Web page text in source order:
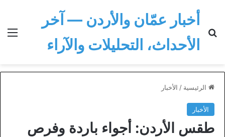
أخبار عمّان والأردن — آخر
الأحداث، التحليلات والآراء
الرئيسية / الأخبار
الأخبار
طقس الأردن: أجواء باردة وفرص